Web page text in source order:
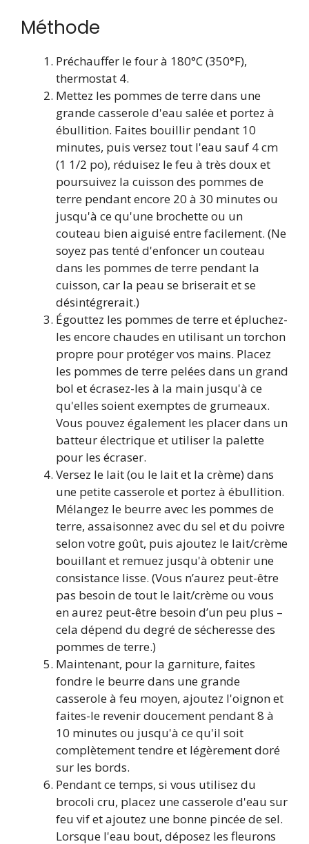
Méthode
Préchauffer le four à 180°C (350°F),
thermostat 4.
Mettez les pommes de terre dans une
grande casserole d'eau salée et portez à
ébullition. Faites bouillir pendant 10
minutes, puis versez tout l'eau sauf 4 cm
(1 1/2 po), réduisez le feu à très doux et
poursuivez la cuisson des pommes de
terre pendant encore 20 à 30 minutes ou
jusqu'à ce qu'une brochette ou un
couteau bien aiguisé entre facilement. (Ne
soyez pas tenté d'enfoncer un couteau
dans les pommes de terre pendant la
cuisson, car la peau se briserait et se
désintégrerait.)
Égouttez les pommes de terre et épluchez-
les encore chaudes en utilisant un torchon
propre pour protéger vos mains. Placez
les pommes de terre pelées dans un grand
bol et écrasez-les à la main jusqu'à ce
qu'elles soient exemptes de grumeaux.
Vous pouvez également les placer dans un
batteur électrique et utiliser la palette
pour les écraser.
Versez le lait (ou le lait et la crème) dans
une petite casserole et portez à ébullition.
Mélangez le beurre avec les pommes de
terre, assaisonnez avec du sel et du poivre
selon votre goût, puis ajoutez le lait/crème
bouillant et remuez jusqu'à obtenir une
consistance lisse. (Vous n’aurez peut-être
pas besoin de tout le lait/crème ou vous
en aurez peut-être besoin d’un peu plus –
cela dépend du degré de sécheresse des
pommes de terre.)
Maintenant, pour la garniture, faites
fondre le beurre dans une grande
casserole à feu moyen, ajoutez l'oignon et
faites-le revenir doucement pendant 8 à
10 minutes ou jusqu'à ce qu'il soit
complètement tendre et légèrement doré
sur les bords.
Pendant ce temps, si vous utilisez du
brocoli cru, placez une casserole d'eau sur
feu vif et ajoutez une bonne pincée de sel.
Lorsque l'eau bout, déposez les fleurons